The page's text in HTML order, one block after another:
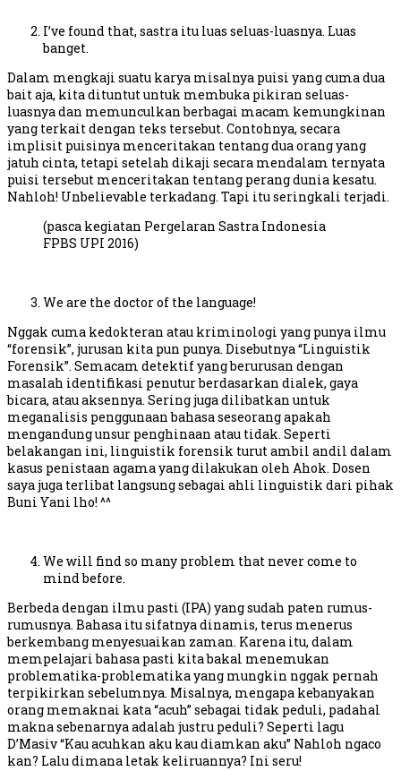
I’ve found that, sastra itu luas seluas-luasnya. Luas
banget.
Dalam mengkaji suatu karya misalnya puisi yang cuma dua
bait aja, kita dituntut untuk membuka pikiran seluas-
luasnya dan memunculkan berbagai macam kemungkinan
yang terkait dengan teks tersebut. Contohnya, secara
implisit puisinya menceritakan tentang dua orang yang
jatuh cinta, tetapi setelah dikaji secara mendalam ternyata
puisi tersebut menceritakan tentang perang dunia kesatu.
Nahloh! Unbelievable terkadang. Tapi itu seringkali terjadi.
(pasca kegiatan Pergelaran Sastra Indonesia
FPBS UPI 2016)
We are the doctor of the language!
Nggak cuma kedokteran atau kriminologi yang punya ilmu
“forensik”, jurusan kita pun punya. Disebutnya “Linguistik
Forensik”. Semacam detektif yang berurusan dengan
masalah identifikasi penutur berdasarkan dialek, gaya
bicara, atau aksennya. Sering juga dilibatkan untuk
meganalisis penggunaan bahasa seseorang apakah
mengandung unsur penghinaan atau tidak. Seperti
belakangan ini, linguistik forensik turut ambil andil dalam
kasus penistaan agama yang dilakukan oleh Ahok. Dosen
saya juga terlibat langsung sebagai ahli linguistik dari pihak
Buni Yani lho! ^^
We will find so many problem that never come to
mind before.
Berbeda dengan ilmu pasti (IPA) yang sudah paten rumus-
rumusnya. Bahasa itu sifatnya dinamis, terus menerus
berkembang menyesuaikan zaman. Karena itu, dalam
mempelajari bahasa pasti kita bakal menemukan
problematika-problematika yang mungkin nggak pernah
terpikirkan sebelumnya. Misalnya, mengapa kebanyakan
orang memaknai kata “acuh” sebagai tidak peduli, padahal
makna sebenarnya adalah justru peduli? Seperti lagu
D’Masiv “Kau acuhkan aku kau diamkan aku” Nahloh ngaco
kan? Lalu dimana letak keliruannya? Ini seru!